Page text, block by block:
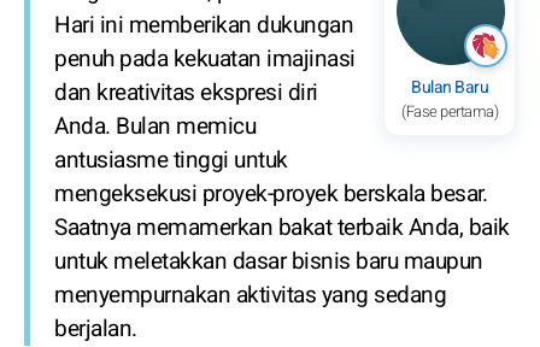
Bulan Baru
(Fase pertama)
Hari ini memberikan dukungan
penuh pada kekuatan imajinasi
dan kreativitas ekspresi diri
Anda. Bulan memicu
antusiasme tinggi untuk
mengeksekusi proyek-proyek berskala besar.
Saatnya memamerkan bakat terbaik Anda, baik
untuk meletakkan dasar bisnis baru maupun
menyempurnakan aktivitas yang sedang
berjalan.